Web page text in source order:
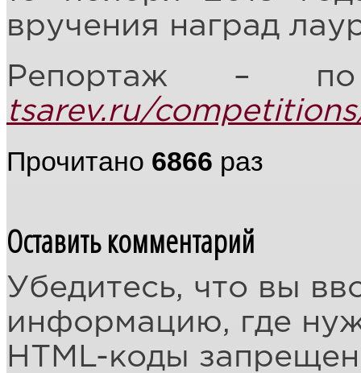
вручения наград
Репортаж –
tsarev.ru/
Прочитано 6866 раз
Оставить комментарий
Убедитесь, что вы
информацию, где
HTML-коды